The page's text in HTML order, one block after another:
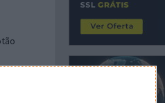
de